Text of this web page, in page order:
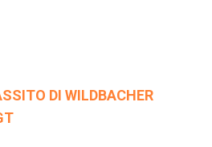
DI WILDBACHER